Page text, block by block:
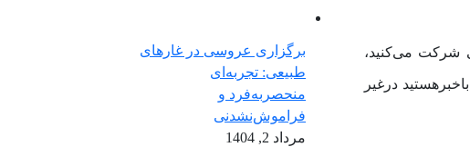
شرکت می‌کنید،
درغیر
برگزاری عروسی در غارهای
طبیعی: تجربه‌ای
منحصربه‌فرد و
فراموش‌نشدنی
مرداد 2, 1404